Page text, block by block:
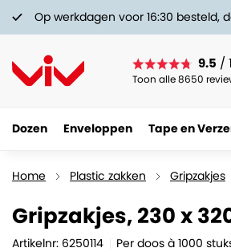
Op werkdagen voor 16:30 besteld,
9.5 /
Toon alle 8650
Dozen Enveloppen Tape en
Home Plastic zakken Gripzakjes
Gripzakjes, 230 x
Artikelnr: 6250114 Per doos à 1000